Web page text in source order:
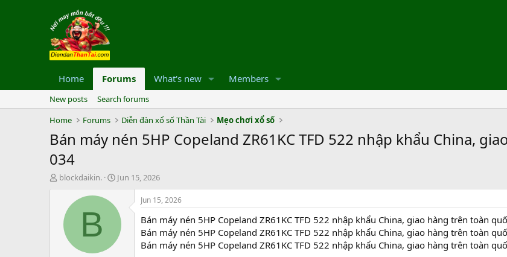
Home Forums What's new Members
New posts
Search forums
Home
Forums Diễn đàn xổ số Thần Tài Mẹo chơi xổ số
Bán máy nén 5HP Copeland ZR61KC TFD 522 nhập khẩu China,
034
T
blockdaikin.
S
r
d
a
Jun 15, 2026
B
Jun 15, 2026
Bán máy nén 5HP Copeland ZR61KC TFD 522 nhập khẩu China, giao hàng trên toàn
Bán máy nén 5HP Copeland ZR61KC TFD 522 nhập khẩu China, giao hàng trên toàn
Bán máy nén 5HP Copeland ZR61KC TFD 522 nhập khẩu China, giao hàng trên toàn